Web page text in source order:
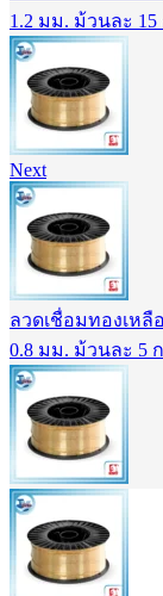
1.2 มม. ม้วนละ 15
Next
ลวดเชื่อมทองเหลื
0.8 มม. ม้วนละ 5